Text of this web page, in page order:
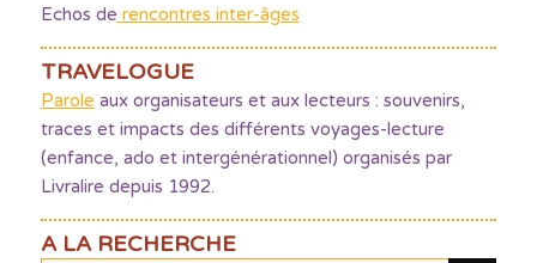
Echos de rencontres inter-âges
TRAVELOGUE
Parole aux organisateurs et aux lecteurs : souvenirs,
traces et impacts des différents voyages-lecture
(enfance, ado et intergénérationnel) organisés par
Livralire depuis 1992.
A LA RECHERCHE